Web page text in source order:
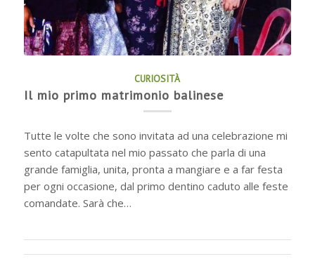
CURIOSITÀ
Il mio primo matrimonio balinese
Tutte le volte che sono invitata ad una celebrazione mi
sento catapultata nel mio passato che parla di una
grande famiglia, unita, pronta a mangiare e a far festa
per ogni occasione, dal primo dentino caduto alle feste
comandate. Sarà che…